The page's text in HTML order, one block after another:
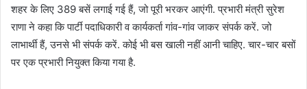
शहर के लिए 389 बसें लगाई गई हैं, जो पूरी भरकर आएंगी. प्रभारी मंत्री सुरेश
राणा ने कहा कि पार्टी पदाधिकारी व कार्यकर्ता गांव-गांव जाकर संपर्क करें. जो
लाभार्थी हैं, उनसे भी संपर्क करें. कोई भी बस खाली नहीं आनी चाहिए. चार-चार बसों
पर एक प्रभारी नियुक्त किया गया है.